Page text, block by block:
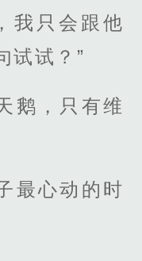
我只会跟他
试试？”
鹅，只有维
最心动的时